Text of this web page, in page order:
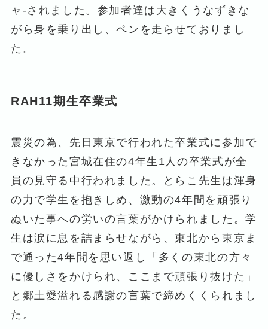
ャ-されました。参加者達は大きくうなずきな
がら身を乗り出し、ペンを走らせておりまし
た。
RAH11期生卒業式
震災の為、先日東京で行われた卒業式に参加で
きなかった宮城在住の4年生1人の卒業式が全
員の見守る中行われました。とらこ先生は渾身
の力で学生を抱きしめ、激動の4年間を頑張り
ぬいた事への労いの言葉がかけられました。学
生は涙に息を詰まらせながら、東北から東京ま
で通った4年間を思い返し「多くの東北の方々
に優しさをかけられ、ここまで頑張り抜けた」
と郷土愛溢れる感謝の言葉で締めくくられまし
た。